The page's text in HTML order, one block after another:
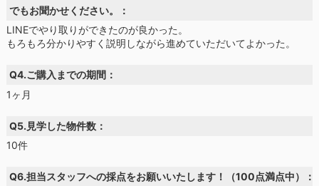
でもお聞かせください。：
LINEでやり取りができたのが良かった。
もろもろ分かりやすく説明しながら進めていただいてよかった。
Q4.ご購入までの期間：
1ヶ月
Q5.見学した物件数：
10件
Q6.担当スタッフへの採点をお願いいたします！（100点満点中）：